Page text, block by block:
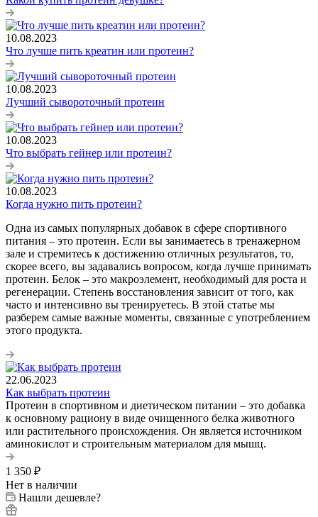
10.08.2023
Что лучше пить креатин или протеин?
10.08.2023
Лучший сывороточный протеин
10.08.2023
Что выбрать гейнер или протеин?
10.08.2023
Когда нужно пить протеин?
Одна из самых популярных добавок в сфере спортивного
питания – это протеин. Если вы занимаетесь в тренажерном
зале и стремитесь к достижению отличных результатов, то,
скорее всего, вы задавались вопросом, когда лучше принимать
протеин. Белок – это макроэлемент, необходимый для роста и
регенерации. Степень восстановления зависит от того, как
часто и интенсивно вы тренируетесь. В этой статье мы
разберем самые важные моменты, связанные с употреблением
этого продукта.
22.06.2023
Как выбрать протеин
Протеин в спортивном и диетическом питании – это добавка
к основному рациону в виде очищенного белка животного
или растительного происхождения. Он является источником
аминокислот и строительным материалом для мышц.
1 350 ₽
Нет в наличии
Нашли дешевле?